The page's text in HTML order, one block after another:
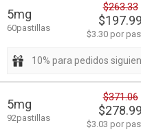
5mg
60pastillas
$263.33
$197.99
$3.30 por
10% para pedidos
5mg
92pastillas
$371.06
$278.99
$3.03 por